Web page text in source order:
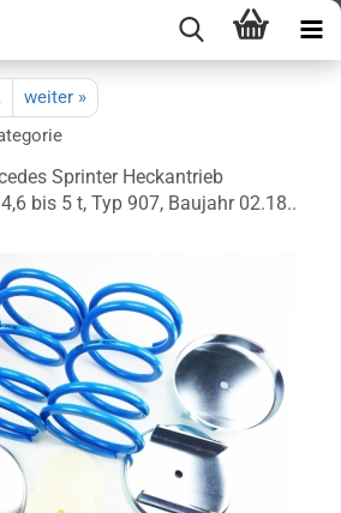
weiter »
Sprinter Heckantrieb
bis 5 t, Typ 907, Baujahr 02.18..